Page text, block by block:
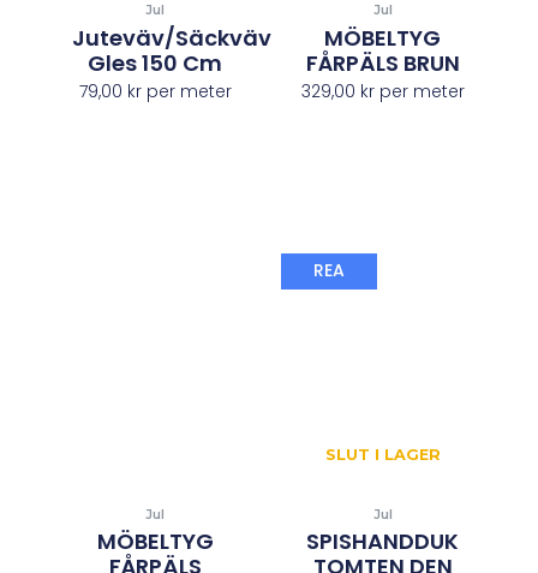
Jul
Juteväv/Säckväv
Gles 150 Cm
79,00 krper meter
Jul
MÖBELTYG
FÅRPÄLS BRUN
329,00 krper meter
Jul
MÖBELTYG
FÅRPÄLS
REA
SLUT I LAGER
Jul
SPISHANDDUK
TOMTEN DEN